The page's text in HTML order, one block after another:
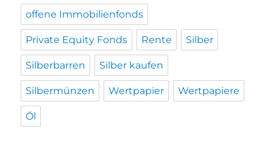
offene Immobilienfonds
Private Equity Fonds Rente Silber
Silberbarren Silber kaufen
Silbermünzen Wertpapier Wertpapiere
Öl